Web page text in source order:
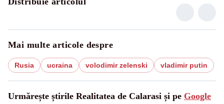
Mai multe articole despre
Rusia ucraina volodimir zelenski vladimir putin
Urmărește știrile Realitatea de Calarasi și pe Google